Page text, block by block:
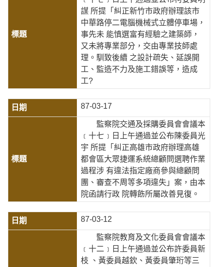
謀 所提「糾正新竹市政府辦理該市
中華路停二電腦機械式立體停車場，
事先未 能慎選富有經驗之建築師，
又未將專業部分，交由專業技師處
理。馴致後續 之設計疏失、延誤開
工、監造不力及施工錯誤等，造成
工?
87-03-17
監察院交通及採購委員會會議本
﹝十七﹞日上午通過並公布陳委員光
宇 所提「糾正高雄市政府辦理高雄
都會區大眾捷運系統總顧問選聘作業
過程涉 有違法指定廠商參與總顧問
團、審查不周等多項違失」案，由本
院函請行政 院轉飭所屬改善見復。
87-03-12
監察院教育及文化委員會會議本
﹝十二﹞日上午通過並公布許委員新
枝 、黃委員越欽、黃委員肇珩等三